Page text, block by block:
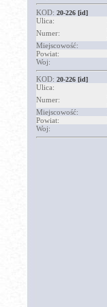
KOD: 20-226 [id]
Ulica:
Numer:
Miejscowość:
Powiat:
Woj:
KOD: 20-226 [id]
Ulica:
Numer:
Miejscowość:
Powiat:
Woj: